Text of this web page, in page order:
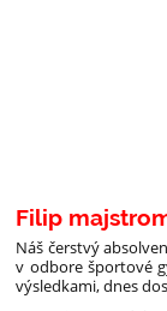
Filip
Náš čerstvý
v odbore športové
výsledkami, dnes